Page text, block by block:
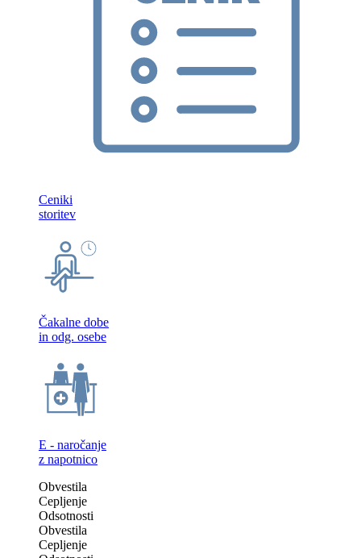
Ceniki
storitev
Čakalne dobe
in odg. osebe
E - naročanje
z napotnico
Obvestila
Cepljenje
Odsotnosti
Obvestila
Cepljenje